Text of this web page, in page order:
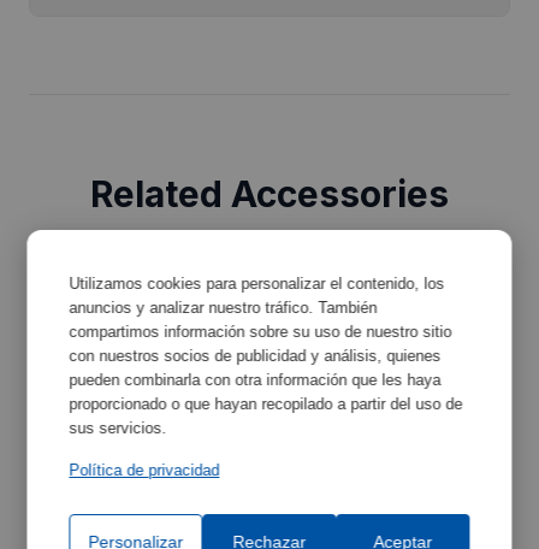
Related Accessories
equipment and improve its functionality.
Utilizamos cookies para personalizar el contenido, los
anuncios y analizar nuestro tráfico. También
compartimos información sobre su uso de nuestro sitio
con nuestros socios de publicidad y análisis, quienes
pueden combinarla con otra información que les haya
proporcionado o que hayan recopilado a partir del uso de
sus servicios.
Política de privacidad
Personalizar Rechazar Aceptar